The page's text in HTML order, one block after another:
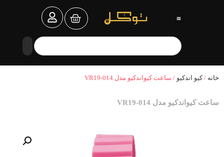
خانه /کیو اندکیو / ساعت کیواندکیو مدل VR19-014
ساعت کیواندکیو مدل VR19-014